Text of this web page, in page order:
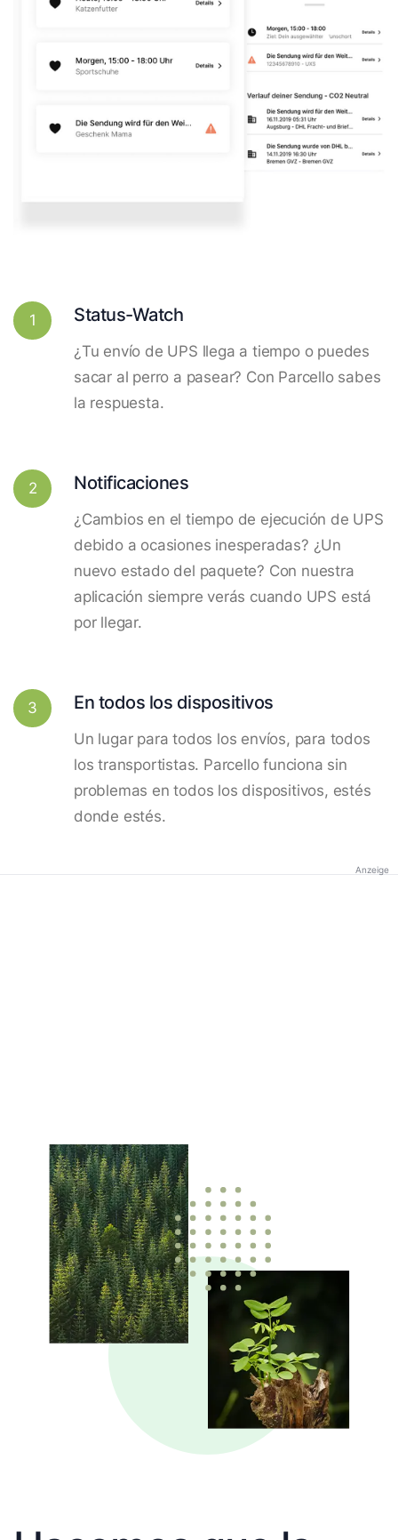
1 Status-Watch
¿Tu envío de UPS llega a tiempo o puedes
sacar al perro a pasear? Con Parcello sabes
la respuesta.
2 Notificaciones
¿Cambios en el tiempo de ejecución de UPS
debido a ocasiones inesperadas? ¿Un
nuevo estado del paquete? Con nuestra
aplicación siempre verás cuando UPS está
por llegar.
3 En todos los dispositivos
Un lugar para todos los envíos, para todos
los transportistas. Parcello funciona sin
problemas en todos los dispositivos, estés
donde estés.
Anzeige